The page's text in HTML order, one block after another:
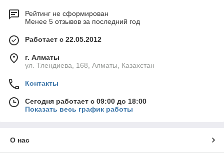
Рейтинг не сформирован
Менее 5 отзывов за последний год
Работает с 22.05.2012
г. Алматы
ул. Тлендиева, 168, Алматы, Казахстан
Контакты
Сегодня работает с 09:00 до 18:00
Показать весь график работы
О нас